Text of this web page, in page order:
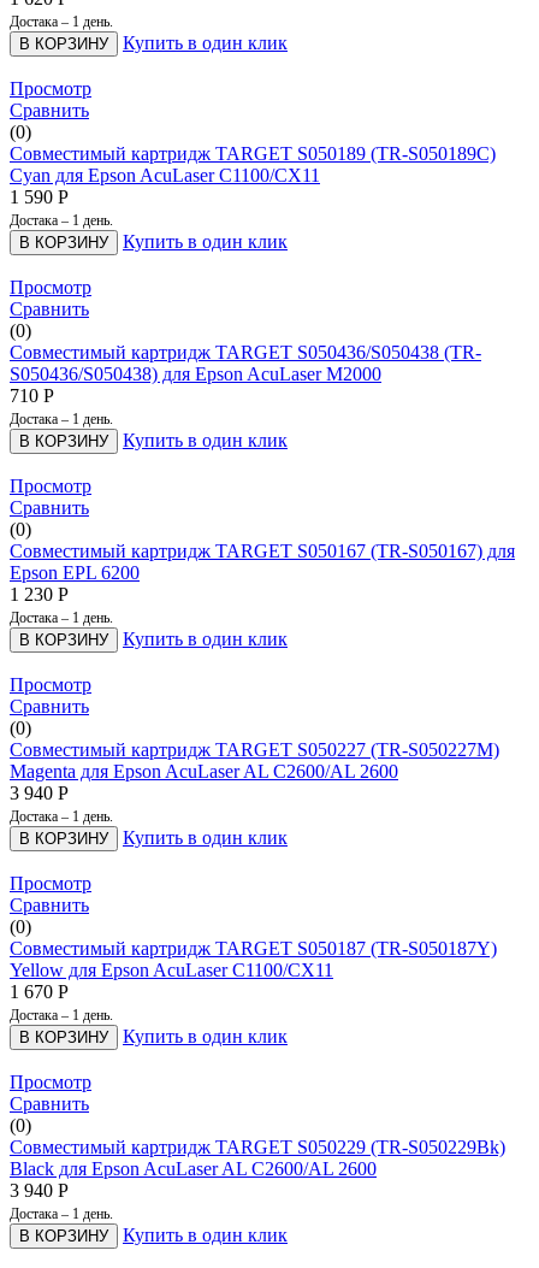
Достака – 1 день.
В КОРЗИНУ Купить в один клик
Просмотр
Сравнить
(0)
Совместимый картридж TARGET S050189 (TR-S050189C)
Cyan для Epson AcuLaser C1100/CX11
1 590 Р
Достака – 1 день.
В КОРЗИНУ Купить в один клик
Просмотр
Сравнить
(0)
Совместимый картридж TARGET S050436/S050438 (TR-
S050436/S050438) для Epson AcuLaser M2000
710 Р
Достака – 1 день.
В КОРЗИНУ Купить в один клик
Просмотр
Сравнить
(0)
Совместимый картридж TARGET S050167 (TR-S050167) для
Epson EPL 6200
1 230 Р
Достака – 1 день.
В КОРЗИНУ Купить в один клик
Просмотр
Сравнить
(0)
Совместимый картридж TARGET S050227 (TR-S050227M)
Magenta для Epson AcuLaser AL C2600/AL 2600
3 940 Р
Достака – 1 день.
В КОРЗИНУ Купить в один клик
Просмотр
Сравнить
(0)
Совместимый картридж TARGET S050187 (TR-S050187Y)
Yellow для Epson AcuLaser C1100/CX11
1 670 Р
Достака – 1 день.
В КОРЗИНУ Купить в один клик
Просмотр
Сравнить
(0)
Совместимый картридж TARGET S050229 (TR-S050229Bk)
Black для Epson AcuLaser AL C2600/AL 2600
3 940 Р
Достака – 1 день.
В КОРЗИНУ Купить в один клик